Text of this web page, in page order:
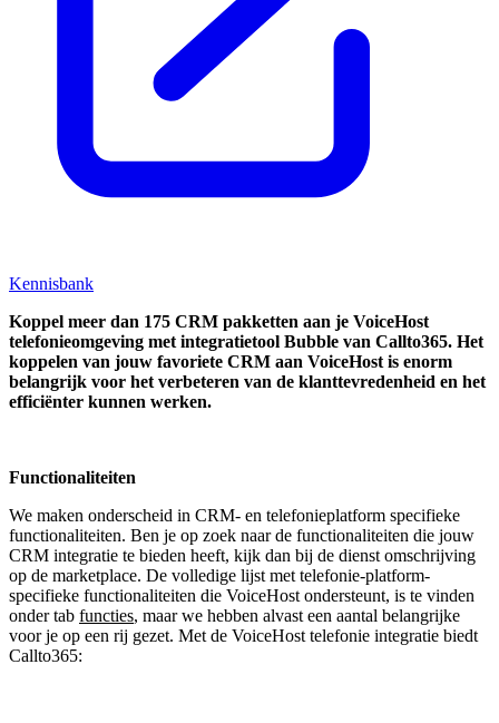
Kennisbank
Koppel meer dan 175 CRM pakketten aan je VoiceHost
telefonieomgeving met integratietool Bubble van Callto365. Het
koppelen van jouw favoriete CRM aan VoiceHost is enorm
belangrijk voor het verbeteren van de klanttevredenheid en het
efficiënter kunnen werken.
Functionaliteiten
We maken onderscheid in CRM- en telefonieplatform specifieke
functionaliteiten. Ben je op zoek naar de functionaliteiten die jouw
CRM integratie te bieden heeft, kijk dan bij de dienst omschrijving
op de marketplace. De volledige lijst met telefonie-platform-
specifieke functionaliteiten die VoiceHost ondersteunt, is te vinden
onder tab functies, maar we hebben alvast een aantal belangrijke
voor je op een rij gezet. Met de VoiceHost telefonie integratie biedt
Callto365: